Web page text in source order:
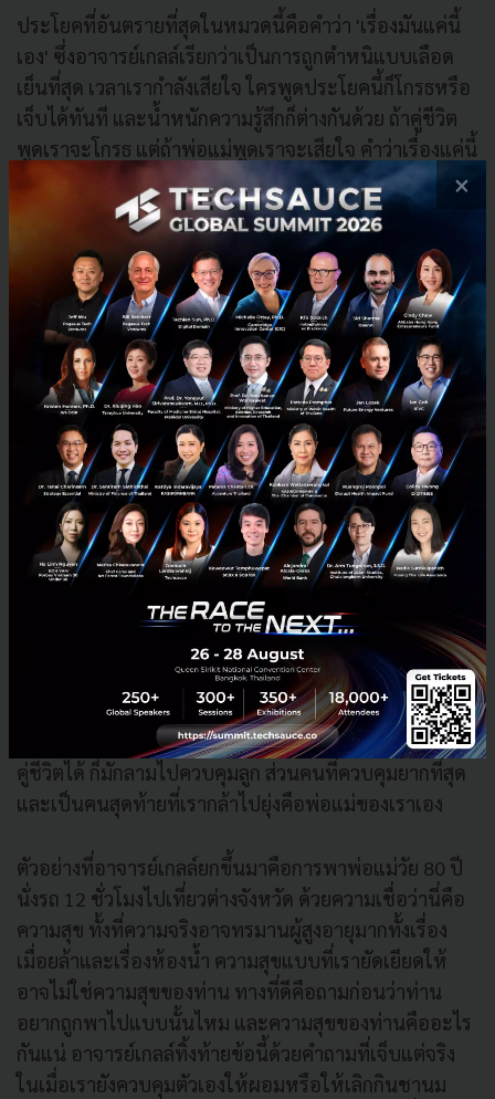
ประโยคที่อันตรายที่สุดในหมวดนี้คือคำว่า 'เรื่องมันแค่นี้
เอง' ซึ่งอาจารย์เกลล์เรียกว่าเป็นการถูกตำหนิแบบเลือด
เย็นที่สุด เวลาเรากำลังเสียใจ ใครพูดประโยคนี้ก็โกรธหรือ
เจ็บได้ทันที และน้ำหนักความรู้สึกก็ต่างกันด้วย ถ้าคู่ชีวิต
พูดเราจะโกรธ แต่ถ้าพ่อแม่พูดเราจะเสียใจ คำว่าเรื่องแค่นี้
จึงเท่ากับบอกอีกฝ่ายว่าเรื่องของเขาไม่สำคัญ ทั้งที่การ
เลือกมาเล่าให้เราฟังแปลว่าเราคือคนสำคัญสำหรับเขา
4. การพูดตอกย้ำจุดอ่อน
ข้อเสียของการสนิทและใกล้ชิดกันมากคือเรารู้จุดอ่อนของ
อีกฝ่ายดีเกินไป และเผลอแทงเข้าไปตรงจุดนั้นในจังหวะที่
เขากำลังตกต่ำที่สุด ด้วยประโยคทำนองว่า 'ฉันว่าแล้วว่า
เธอทำไม่ได้' หรือ 'ฉันว่าแล้วว่าเธอต้องถอย' คำพูดแบบนี้
เจ็บ จุก และจบ เปลี่ยนหนังรักให้กลายเป็นหนังสงครามได้
ในพริบตา
ความรักที่มาพร้อมการควบคุมเริ่มได้ตั้งแต่วันแต่งงาน ตั้ง
กฎเรื่องโฟมล้างหน้า เรื่องฝาชักโครก เรื่องการแยกตะกร้า
ผ้าจนละเอียดยิบ ทั้งหมดนี้คือการไม่ปล่อยให้อีกฝ่ายได้มี
พื้นที่หรือได้เป็นตัวของตัวเองโดยไม่รู้ตัว และเมื่อควบคุม
คู่ชีวิตได้ ก็มักลามไปควบคุมลูก ส่วนคนที่ควบคุมยากที่สุด
และเป็นคนสุดท้ายที่เรากล้าไปยุ่งคือพ่อแม่ของเราเอง
ตัวอย่างที่อาจารย์เกลล์ยกขึ้นมาคือการพาพ่อแม่วัย 80 ปี
นั่งรถ 12 ชั่วโมงไปเที่ยวต่างจังหวัด ด้วยความเชื่อว่านี่คือ
ความสุข ทั้งที่ความจริงอาจทรมานผู้สูงอายุมากทั้งเรื่อง
เมื่อยล้าและเรื่องห้องน้ำ ความสุขแบบที่เรายัดเยียดให้
อาจไม่ใช่ความสุขของท่าน ทางที่ดีคือถามก่อนว่าท่าน
อยากถูกพาไปแบบนั้นไหม และความสุขของท่านคืออะไร
กันแน่ อาจารย์เกลล์ทิ้งท้ายข้อนี้ด้วยคำถามที่เจ็บแต่จริง
ในเมื่อเรายังควบคุมตัวเองให้ผอมหรือให้เลิกกินชานม
×